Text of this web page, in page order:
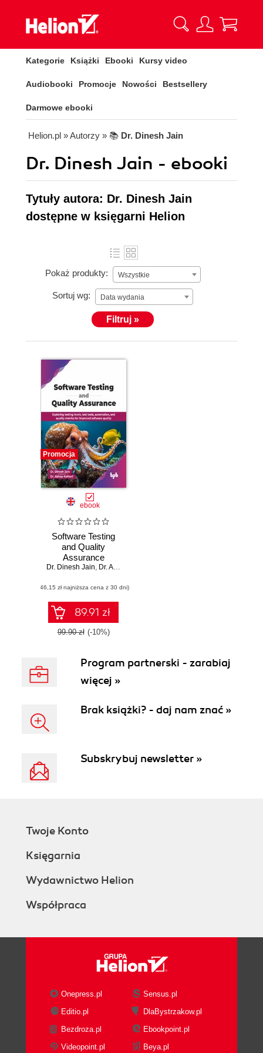
Kategorie Książki Ebooki Kursy video
Audiobooki Promocje Nowości Bestsellery
Darmowe ebooki
Helion.pl » Autorzy » 📚 Dr. Dinesh Jain
Dr. Dinesh Jain - ebooki
Tytuły autora: Dr. Dinesh Jain
dostępne w księgarni Helion
Pokaż produkty: Wszystkie
Sortuj wg: Data wydania
Filtruj »
Promocja
ebook
Software Testing
and Quality
Assurance
Dr. Dinesh Jain, Dr. Abhay Kothari
(46,15 zł najniższa cena z 30 dni)
89.91 zł
99.90 zł (-10%)
Program partnerski - zarabiaj
więcej »
Brak książki? - daj nam znać »
Subskrybuj newsletter »
Twoje Konto
Księgarnia
Wydawnictwo Helion
Współpraca
Onepress.pl
Sensus.pl
Editio.pl
DlaBystrzakow.pl
Bezdroza.pl
Ebookpoint.pl
Videopoint.pl
Beya.pl